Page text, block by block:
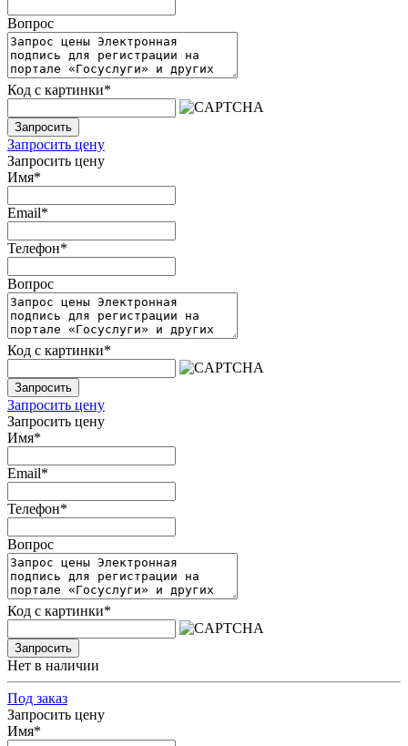
Вопрос
Код с картинки*
Запросить
Запросить цену
Запросить цену
Имя*
Email*
Телефон*
Вопрос
Код с картинки*
Запросить
Запросить цену
Запросить цену
Имя*
Email*
Телефон*
Вопрос
Код с картинки*
Запросить
Нет в наличии
Под заказ
Запросить цену
Имя*